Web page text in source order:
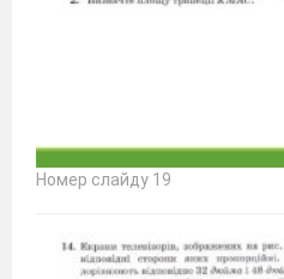
Номер слайду 19